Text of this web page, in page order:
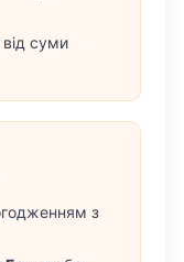
від суми
з